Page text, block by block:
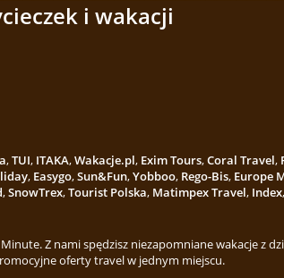
i wakacji
,TUI, ITAKA,Wakacje.pl, Exim Tours,Coral Travel,
, Easygo,Sun&Fun,Yobboo, Rego-Bis, Europe
,SnowTrex,Tourist Polska, Matimpex Travel, Index,
Z nami spędzisz niezapomniane wakacje z
oferty travel w jednym miejscu.